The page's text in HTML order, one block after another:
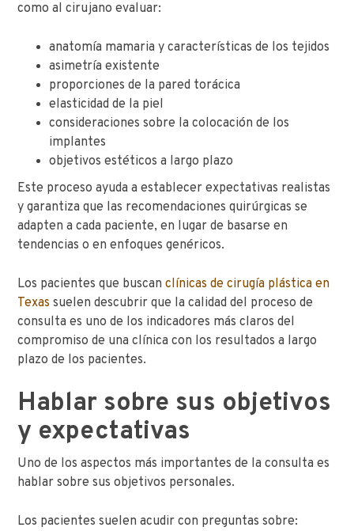
como al cirujano evaluar:
anatomía mamaria y características de los tejidos
asimetría existente
proporciones de la pared torácica
elasticidad de la piel
consideraciones sobre la colocación de los
implantes
objetivos estéticos a largo plazo
Este proceso ayuda a establecer expectativas realistas
y garantiza que las recomendaciones quirúrgicas se
adapten a cada paciente, en lugar de basarse en
tendencias o en enfoques genéricos.
Los pacientes que buscanclínicas de cirugía plástica en
Texas suelen descubrir que la calidad del proceso de
consulta es uno de los indicadores más claros del
compromiso de una clínica con los resultados a largo
plazo de los pacientes.
Hablar sobre sus objetivos
y expectativas
Uno de los aspectos más importantes de la consulta es
hablar sobre sus objetivos personales.
Los pacientes suelen acudir con preguntas sobre: